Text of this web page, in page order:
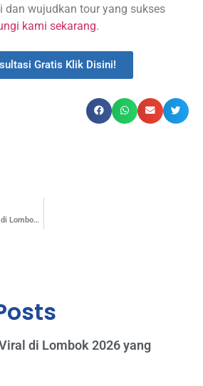
dan wujudkan tour yang sukses
kami sekarang.
Gratis Klik Disini!
3 Destinasi Alam Viral di Lombok 2026 yang Sedang Trending
di Lombok 2026 yang